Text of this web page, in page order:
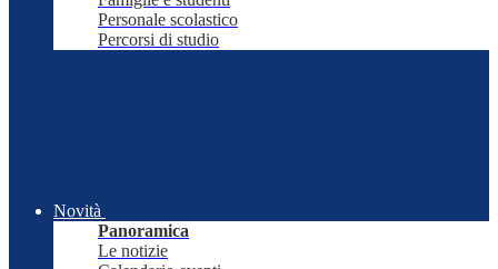
Personale scolastico
Percorsi di studio
Novità
Panoramica
Le notizie